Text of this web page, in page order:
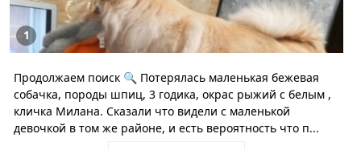
1
Продолжаем поиск 🔍 Потерялась маленькая бежевая
собачка, породы шпиц, 3 годика, окрас рыжий с белым ,
кличка Милана. Сказали что видели с маленькой
девочкой в том же районе, и есть вероятность что п...